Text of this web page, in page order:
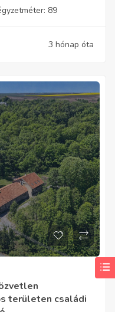
89
3 hónap óta
területen családi